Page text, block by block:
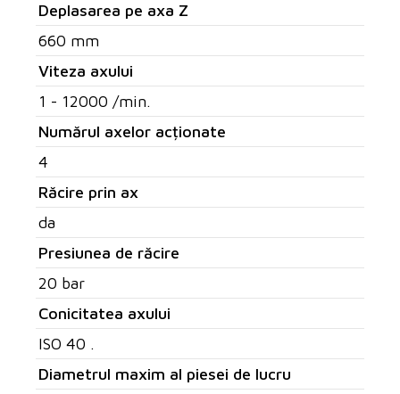
Deplasarea pe axa Z
660 mm
Viteza axului
1 - 12000 /min.
Numărul axelor acționate
4
Răcire prin ax
da
Presiunea de răcire
20 bar
Conicitatea axului
ISO 40 .
Diametrul maxim al piesei de lucru